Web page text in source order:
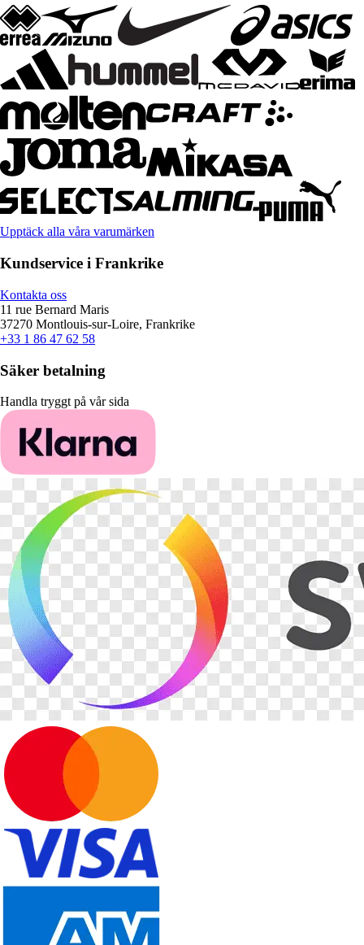
Upptäck alla våra varumärken
Kundservice i Frankrike
Kontakta oss
11 rue Bernard Maris
37270 Montlouis-sur-Loire, Frankrike
+33 1 86 47 62 58
Säker betalning
Handla tryggt på vår sida